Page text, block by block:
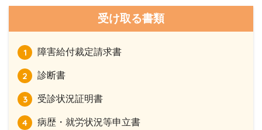
受け取る書類
障害給付裁定請求書
診断書
受診状況証明書
病歴・就労状況等申立書